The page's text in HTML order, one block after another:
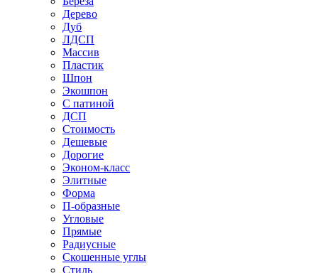
Дерево
Дуб
ЛДСП
Массив
Пластик
Шпон
Экошпон
С патиной
ДСП
Стоимость
Дешевые
Дорогие
Эконом-класс
Элитные
Форма
П-образные
Угловые
Прямые
Радиусные
Скошенные углы
Стиль